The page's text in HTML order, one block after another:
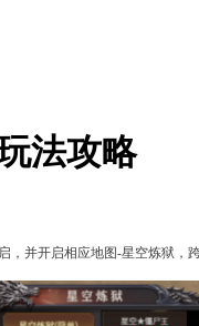
法攻略
，并开启相应地图-星空炼狱，